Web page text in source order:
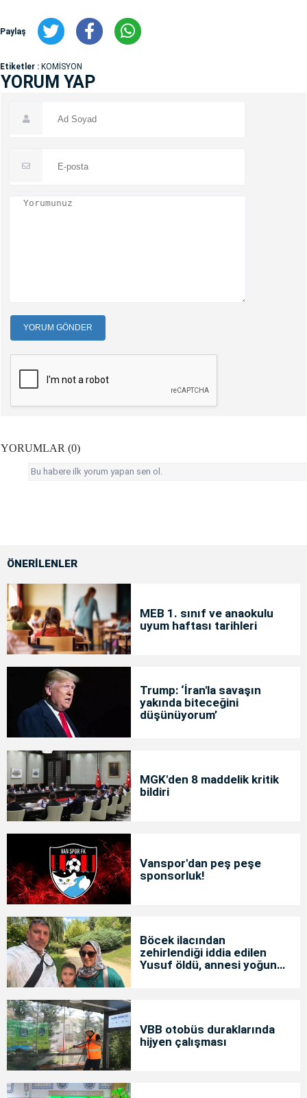
Paylaş
Etiketler : KOMİSYON
YORUM YAP
YORUM GÖNDER
YORUMLAR (0)
Bu habere ilk yorum yapan sen ol.
ÖNERİLENLER
MEB 1. sınıf ve anaokulu
uyum haftası tarihleri
Trump: ‘İran'la savaşın
yakında biteceğini
düşünüyorum’
MGK'den 8 maddelik kritik
bildiri
Vanspor'dan peş peşe
sponsorluk!
Böcek ilacından
zehirlendiği iddia edilen
Yusuf öldü, annesi yoğun
VBB otobüs duraklarında
hijyen çalışması